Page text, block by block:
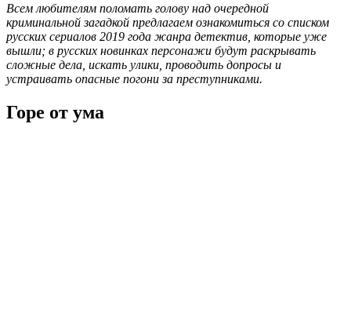
Всем любителям поломать голову над очередной
криминальной загадкой предлагаем ознакомиться со списком
русских сериалов 2019 года жанра детектив, которые уже
вышли; в русских новинках персонажи будут раскрывать
сложные дела, искать улики, проводить допросы и
устраивать опасные погони за преступниками.
Горе от ума